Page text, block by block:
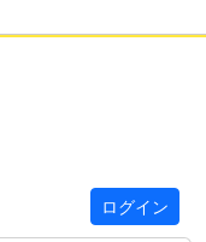
ログイン